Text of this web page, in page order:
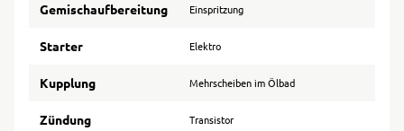
Gemischaufbereitung Einspritzung
Starter Elektro
Kupplung Mehrscheiben im Ölbad
Zündung Transistor